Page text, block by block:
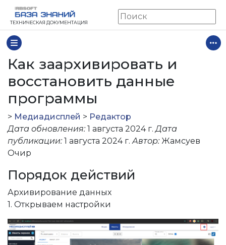
ТЕХНИЧЕСКАЯ ДОКУМЕНТАЦИЯ
Как заархивировать и
восстановить данные
программы
> Медиадисплей > Редактор
Дата обновления: 1 августа 2024 г.Дата
публикации: 1 августа 2024 г.Автор: Жамсуев
Очир
Порядок действий
Архивирование данных
1. Открываем настройки